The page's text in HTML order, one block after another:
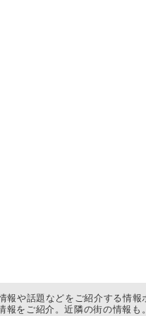
や話題などをご紹介する情報
をご紹介。近隣の街の情報も。